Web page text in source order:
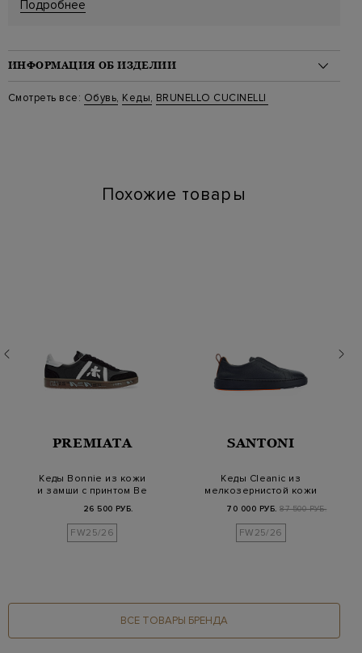
Подробнее
ИНФОРМАЦИЯ ОБ ИЗДЕЛИИ
Материал: кожа 100%
На модели: Размер 43
Смотреть все: Обувь, Кеды, BRUNELLO CUCINELLI
Похожие товары
PREMIATA
Кеды Bonnie из кожи
и замши с принтом Be
26 500 РУБ.
FW25/26
SANTONI
Кеды Cleanic из
мелкозернистой кожи
70 000 РУБ. 87 500 РУБ.
FW25/26
ВСЕ ТОВАРЫ БРЕНДА